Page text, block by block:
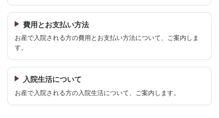
費用とお支払い方法
お産で入院される方の費用とお支払い方法について、ご案内しま
す。
入院生活について
お産で入院される方の入院生活について、ご案内します。